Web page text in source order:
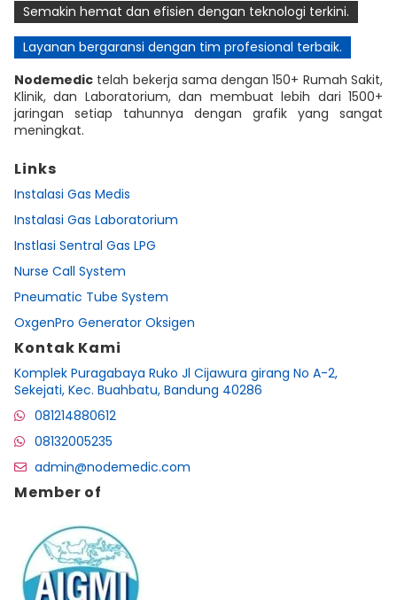
Semakin hemat dan efisien dengan teknologi terkini.
Layanan bergaransi dengan tim profesional terbaik.
Nodemedic telah bekerja sama dengan 150+ Rumah Sakit,
Klinik, dan Laboratorium, dan membuat lebih dari 1500+
jaringan setiap tahunnya dengan grafik yang sangat
meningkat.
Links
Instalasi Gas Medis
Instalasi Gas Laboratorium
Instlasi Sentral Gas LPG
Nurse Call System
Pneumatic Tube System
OxgenPro Generator Oksigen
Kontak Kami
Komplek Puragabaya Ruko Jl Cijawura girang No A-2,
Sekejati, Kec. Buahbatu, Bandung 40286
081214880612
08132005235
admin@nodemedic.com
Member of